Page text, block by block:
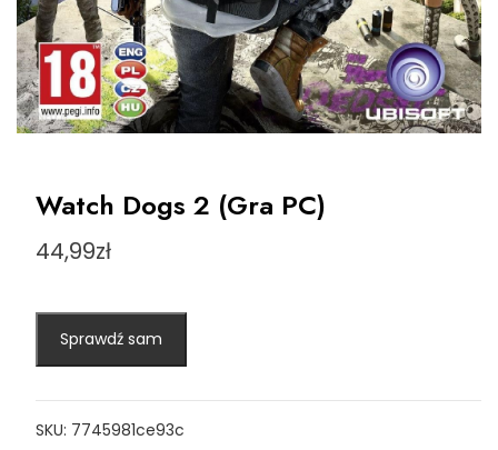
Watch Dogs 2 (Gra PC)
44,99zł
Sprawdź sam
SKU: 7745981ce93c